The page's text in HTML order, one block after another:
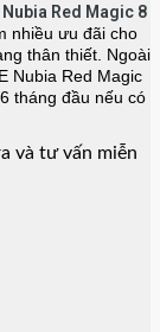
Red Magic 8
nhiều ưu đãi cho
thân thiết. Ngoài
Nubia Red Magic
tháng đầu nếu có
và tư vấn miễn